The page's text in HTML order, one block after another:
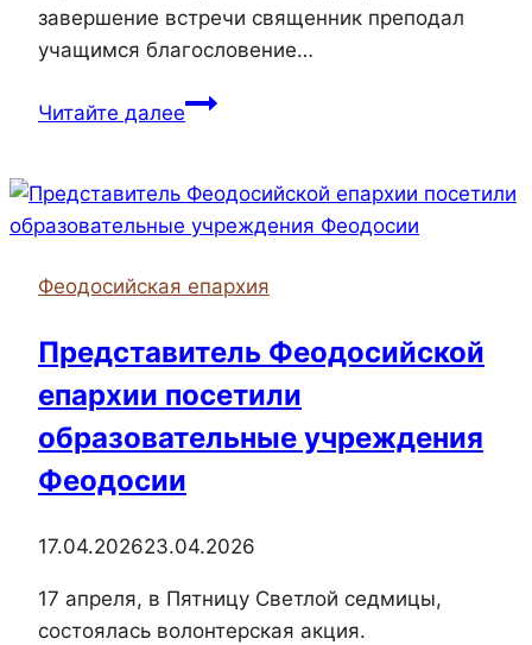
завершение встречи священник преподал
учащимся благословение…
Читайте далееНастоятель
села
Берегового
школу
Феодосийская епархия
Представитель Феодосийской
епархии посетили
образовательные учреждения
Феодосии
17.04.202623.04.2026
17 апреля, в Пятницу Светлой седмицы,
состоялась волонтерская акция.